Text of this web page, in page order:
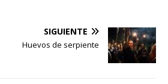
SIGUIENTE
Huevos de serpiente